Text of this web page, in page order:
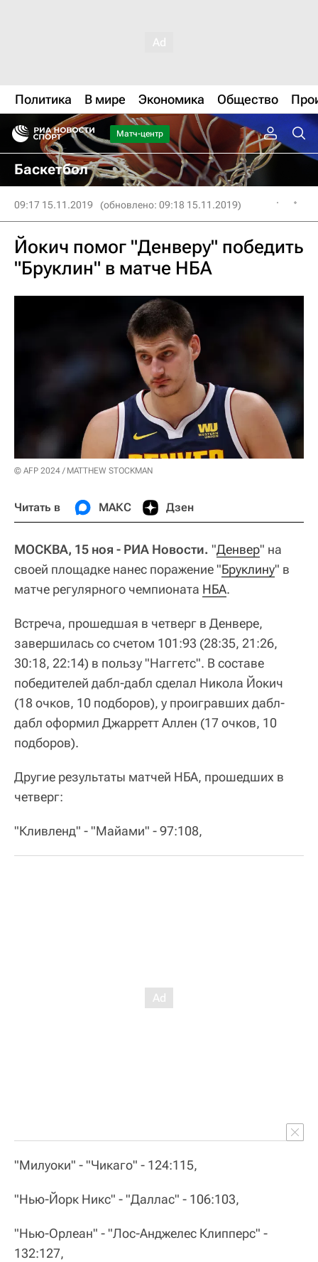
Политика В мире Экономика Общество
Матч-центр
Баскетбол
09:17 15.11.2019 (обновлено: 09:18 15.11.2019)
Йокич помог "Денверу" победить
"Бруклин" в матче НБА
© AFP 2024 / MATTHEW STOCKMAN
Читать в МАКС Дзен
МОСКВА, 15 ноя - РИА Новости. "Денвер" на
своей площадке нанес поражение "Бруклину" в
матче регулярного чемпионата НБА.
Встреча, прошедшая в четверг в Денвере,
завершилась со счетом 101:93 (28:35, 21:26,
30:18, 22:14) в пользу "Наггетс". В составе
победителей дабл-дабл сделал Никола Йокич
(18 очков, 10 подборов), у проигравших дабл-
дабл оформил Джарретт Аллен (17 очков, 10
подборов).
Другие результаты матчей НБА, прошедших в
четверг:
"Кливленд" - "Майами" - 97:108,
"Милуоки" - "Чикаго" - 124:115,
"Нью-Йорк Никс" - "Даллас" - 106:103,
"Нью-Орлеан" - "Лос-Анджелес Клипперс" -
132:127,